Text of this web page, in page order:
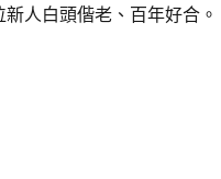
人白頭偕老、百年好合。